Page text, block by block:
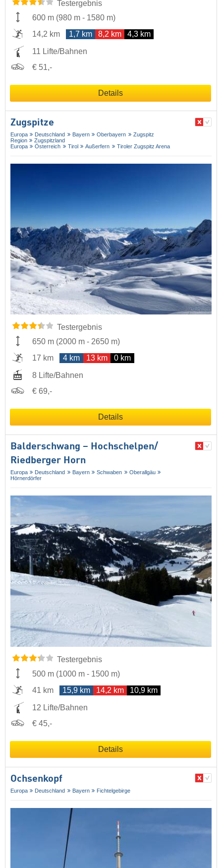
Testergebnis
600 m (980 m - 1580 m)
14,2 km
1,7 km 8,2 km 4,3 km
11 Lifte/Bahnen
€ 51,-
Details
Zugspitze
Europa Deutschland Bayern Oberbayern
Zugspitz
Region
Zugspitzland
Europa
Österreich Tirol Außerfern Tiroler Zugspitz Arena
Testergebnis
650 m (2000 m - 2650 m)
17 km
4 km 13 km 0 km
8 Lifte/Bahnen
€ 69,-
Details
Balderschwang – Hochschelpen/​
Riedberger Horn
Europa Deutschland Bayern Schwaben
Oberallgäu
Hörnerdörfer
Testergebnis
500 m (1000 m - 1500 m)
41 km
15,9 km 14,2 km 10,9 km
12 Lifte/Bahnen
€ 45,-
Details
Ochsenkopf
Europa Deutschland Bayern Fichtelgebirge